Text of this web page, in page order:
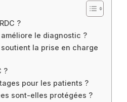
?
améliore le diagnostic ?
soutient la prise en charge
?
pour les patients ?
sont-elles protégées ?